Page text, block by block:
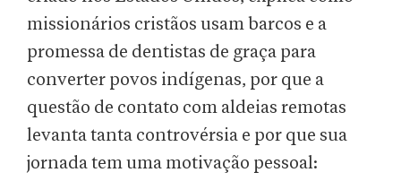
missionários cristãos usam barcos e a
promessa de dentistas de graça para
converter povos indígenas, por que a
questão de contato com aldeias remotas
levanta tanta controvérsia e por que sua
jornada tem uma motivação pessoal: